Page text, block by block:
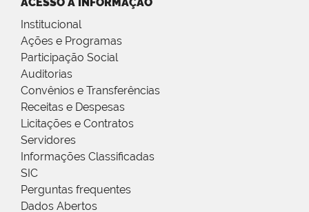
Institucional
Ações e Programas
Participação Social
Auditorias
Convênios e Transferências
Receitas e Despesas
Licitações e Contratos
Servidores
Informações Classificadas
SIC
Perguntas frequentes
Dados Abertos